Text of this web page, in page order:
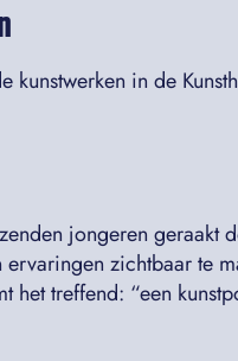
in de
jongeren geraakt
zichtbaar te
het treffend: “een